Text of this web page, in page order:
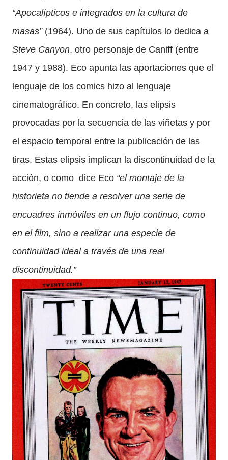
“Apocalípticos e integrados en la cultura de
masas”(1964). Uno de sus capítulos lo dedica a
Steve Canyon, otro personaje de Caniff (entre
1947 y 1988). Eco apunta las aportaciones que el
lenguaje de los comics hizo al lenguaje
cinematográfico. En concreto, las elipsis
provocadas por la secuencia de las viñetas y por
el espacio temporal entre la publicación de las
tiras. Estas elipsis implican la discontinuidad de la
acción, o como dice Eco “el montaje de la
historieta no tiende a resolver una serie de
encuadres inmóviles en un flujo continuo, como
en el film, sino a realizar una especie de
continuidad ideal a través de una real
discontinuidad.”